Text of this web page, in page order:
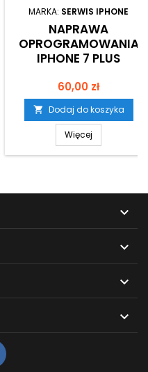
MARKA: SERWIS IPHONE
NAPRAWA
OPROGRAMOWANIA
IPHONE 7 PLUS
Cena
60,00 zł
 Dodaj do koszyka
Więcej



